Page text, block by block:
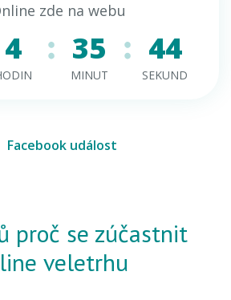
zde na webu
4 35
MINUT
44
SEKUND
Facebook událost
proč se zúčastnit
veletrhu